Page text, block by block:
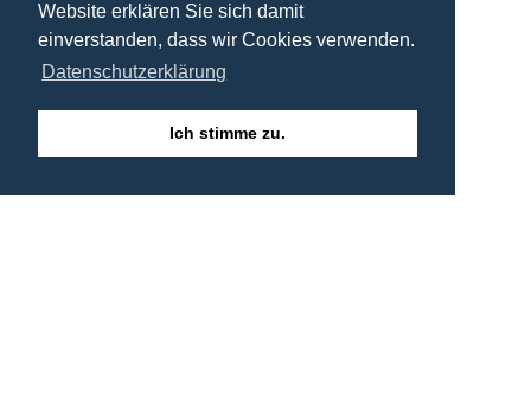
Website erklären Sie sich damit
einverstanden, dass wir Cookies verwenden.
Datenschutzerklärung
Ich stimme zu.